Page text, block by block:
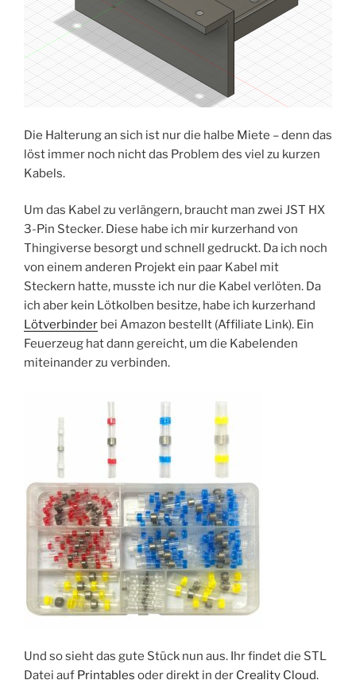
Die Halterung an sich ist nur die halbe Miete – denn das
löst immer noch nicht das Problem des viel zu kurzen
Kabels.
Um das Kabel zu verlängern, braucht man zwei JST HX
3-Pin Stecker. Diese habe ich mir kurzerhand von
Thingiverse besorgt und schnell gedruckt. Da ich noch
von einem anderen Projekt ein paar Kabel mit
Steckern hatte, musste ich nur die Kabel verlöten. Da
ich aber kein Lötkolben besitze, habe ich kurzerhand
Lötverbinder bei Amazon bestellt (Affiliate Link). Ein
Feuerzeug hat dann gereicht, um die Kabelenden
miteinander zu verbinden.
Und so sieht das gute Stück nun aus. Ihr findet die STL
Datei auf Printables oder direkt in der Creality Cloud.